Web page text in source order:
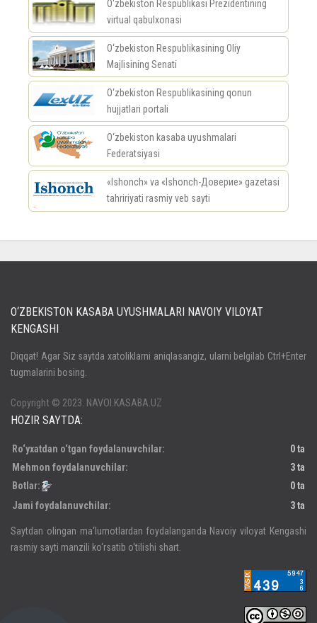
O‘zbekiston Respublikasi Prezidentining
virtual qabulxonasi
O‘zbekiston Respublikasining Oliy
Majlisining Senati
O‘zbekiston Respublikasining qonun
hujjatlari portali
O‘zbekiston kasaba uyushmalari
Federatsiyasi
«Ishonch» va «Ishonch-Доверие» gazetasi
tahririyati rasmiy veb sayti
Паролни унутдингизми?
O‘ZBEKISTON KASABA UYUSHMALARI NAVOIY VILOYAT
KENGASHI
Diqqat! Agar Siz saytda xatoliklarni aniqlasangiz, ularni belgilab Ctrl+Enter
tugmalarini bosing.
Copyright © 2023. NAVOI.KASABA.UZ
HOZIR SAYTDA:
Ro‘yxatdan o‘tgan foydalanuvchilar:
0 ta
Mehmon foydalanuvchilar:
3 ta
Botlar:
0 ta
Jami foydalanuvchilar:
3 ta
Saytdan olingan ma‘lumotlardan foydalanganda Navoiy viloyat Kengashi
rasmiy sayti manzili ko‘rsatib o‘tilishi shart.